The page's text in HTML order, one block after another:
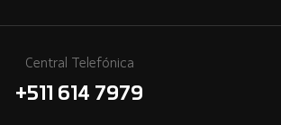
Central Telefónica
+511 614 7979